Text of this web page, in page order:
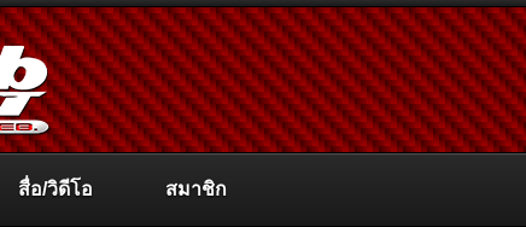
สื่อ/วิดีโอ สมาชิก